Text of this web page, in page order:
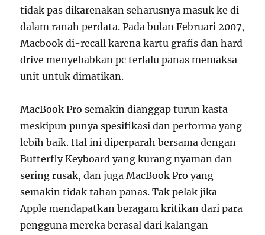
tidak pas dikarenakan seharusnya masuk ke di
dalam ranah perdata. Pada bulan Februari 2007,
Macbook di-recall karena kartu grafis dan hard
drive menyebabkan pc terlalu panas memaksa
unit untuk dimatikan.
MacBook Pro semakin dianggap turun kasta
meskipun punya spesifikasi dan performa yang
lebih baik. Hal ini diperparah bersama dengan
Butterfly Keyboard yang kurang nyaman dan
sering rusak, dan juga MacBook Pro yang
semakin tidak tahan panas. Tak pelak jika
Apple mendapatkan beragam kritikan dari para
pengguna mereka berasal dari kalangan